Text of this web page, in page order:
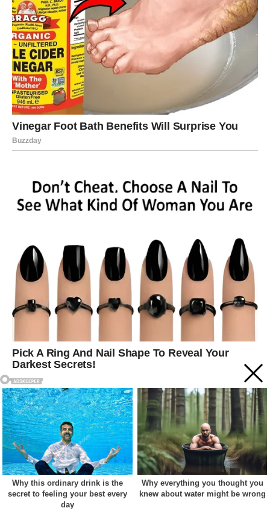
Acest site web folosește cookie-uri pentru a vă îmbunătăți
experiența. Vom presupune că sunteți de acord cu asta dacă
vă continuați navigarea.
Cookie settings ACCEPT